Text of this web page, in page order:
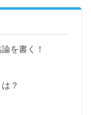
を書く！
？